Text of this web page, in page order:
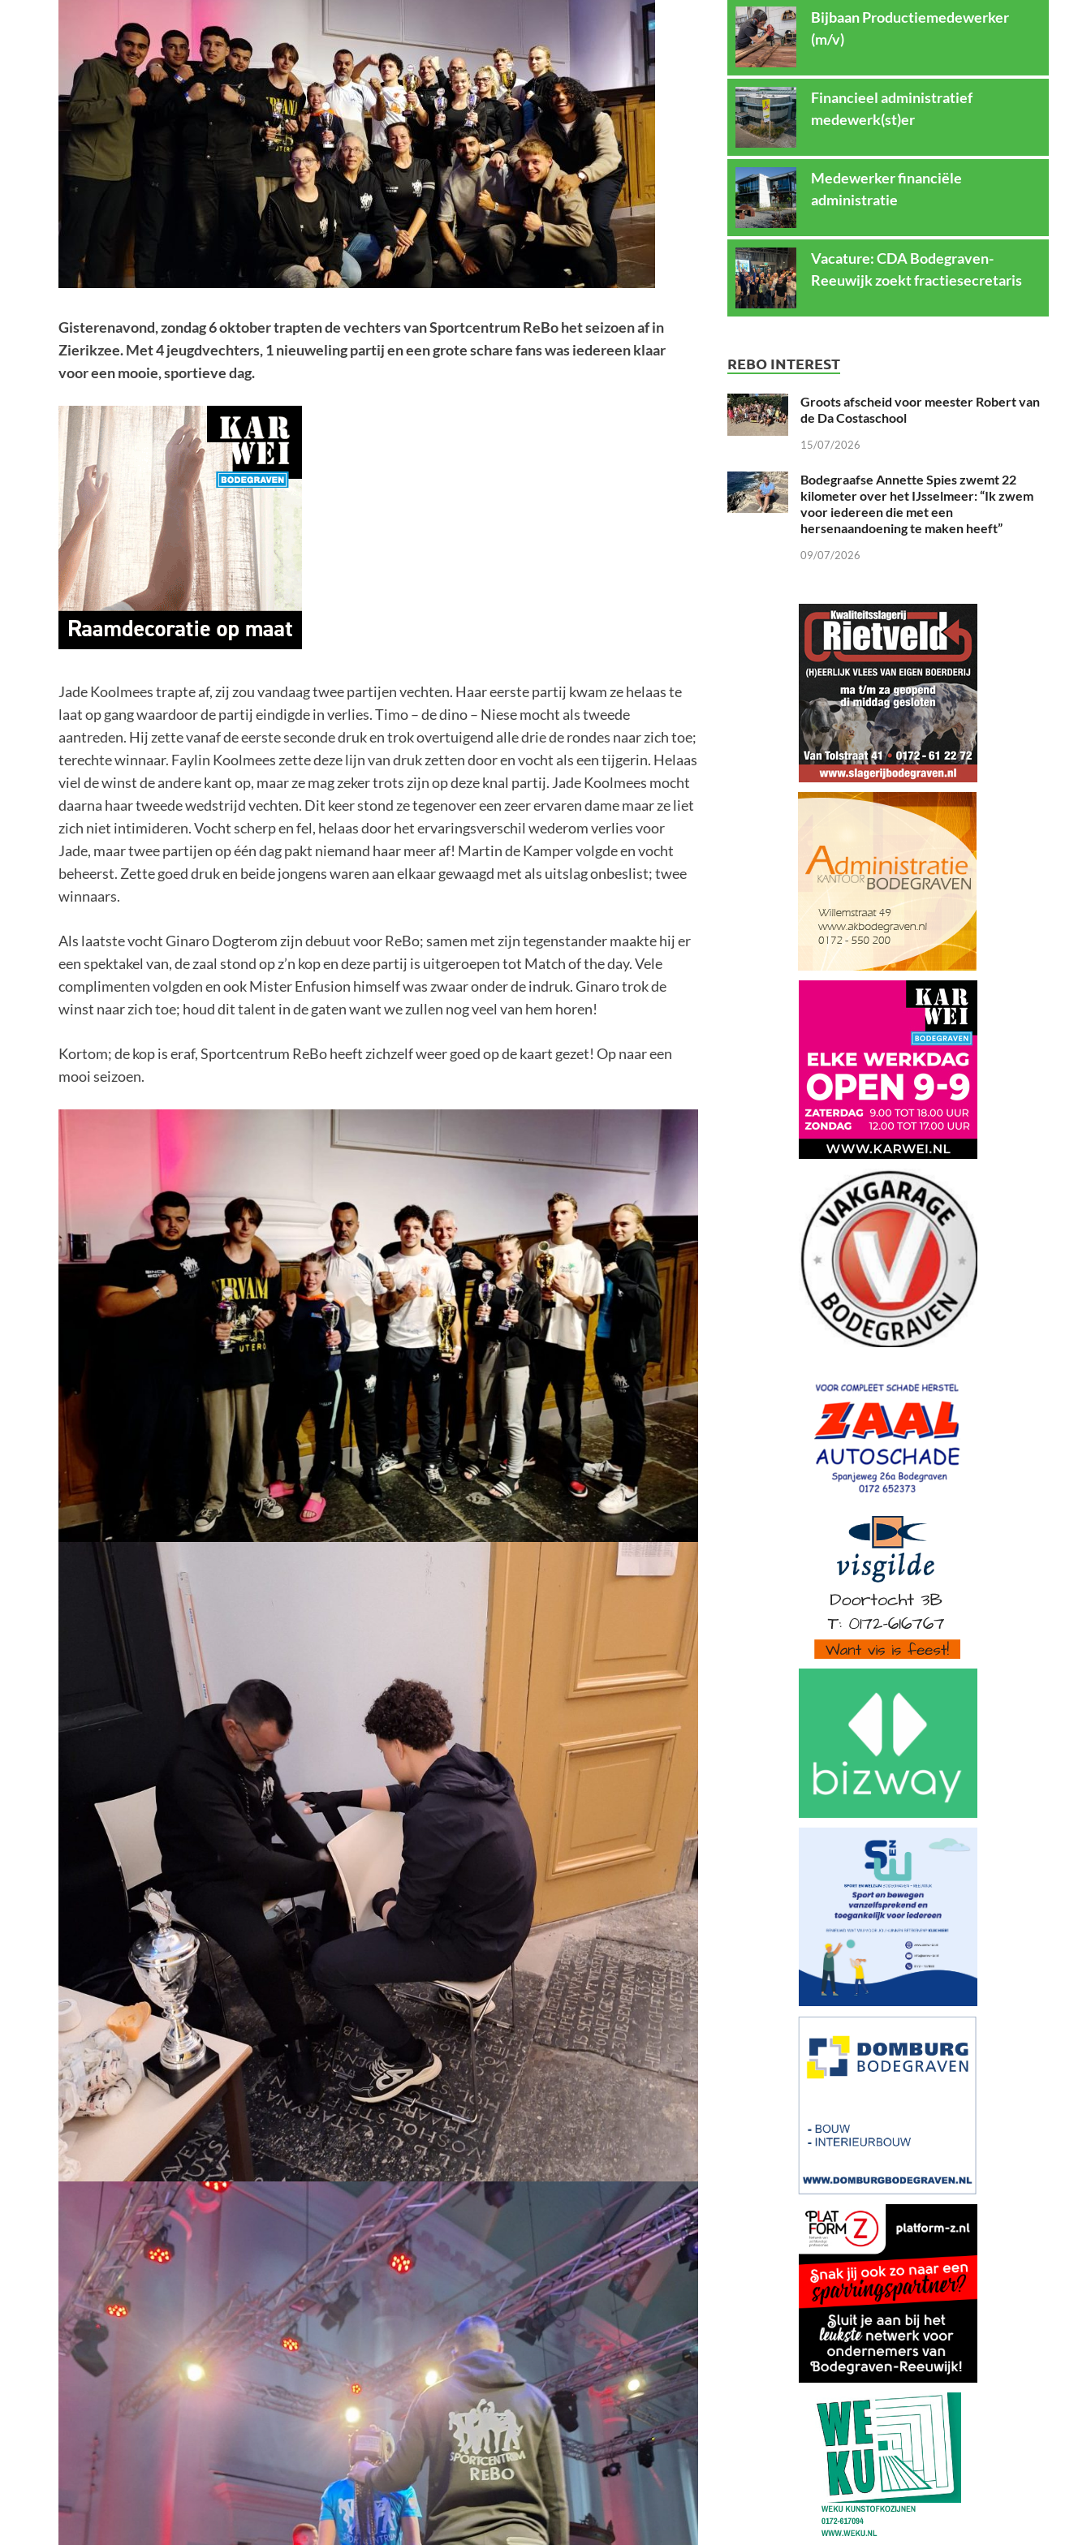
Gisterenavond, zondag 6 oktober trapten de vechters van Sportcentrum ReBo het seizoen af in
Zierikzee. Met 4 jeugdvechters, 1 nieuweling partij en een grote schare fans was iedereen klaar
voor een mooie, sportieve dag.
Jade Koolmees trapte af, zij zou vandaag twee partijen vechten. Haar eerste partij kwam ze helaas te
laat op gang waardoor de partij eindigde in verlies. Timo – de dino – Niese mocht als tweede
aantreden. Hij zette vanaf de eerste seconde druk en trok overtuigend alle drie de rondes naar zich toe;
terechte winnaar. Faylin Koolmees zette deze lijn van druk zetten door en vocht als een tijgerin. Helaas
viel de winst de andere kant op, maar ze mag zeker trots zijn op deze knal partij. Jade Koolmees mocht
daarna haar tweede wedstrijd vechten. Dit keer stond ze tegenover een zeer ervaren dame maar ze liet
zich niet intimideren. Vocht scherp en fel, helaas door het ervaringsverschil wederom verlies voor
Jade, maar twee partijen op één dag pakt niemand haar meer af! Martin de Kamper volgde en vocht
beheerst. Zette goed druk en beide jongens waren aan elkaar gewaagd met als uitslag onbeslist; twee
winnaars.
Als laatste vocht Ginaro Dogterom zijn debuut voor ReBo; samen met zijn tegenstander maakte hij er
een spektakel van, de zaal stond op z’n kop en deze partij is uitgeroepen tot Match of the day. Vele
complimenten volgden en ook Mister Enfusion himself was zwaar onder de indruk. Ginaro trok de
winst naar zich toe; houd dit talent in de gaten want we zullen nog veel van hem horen!
Kortom; de kop is eraf, Sportcentrum ReBo heeft zichzelf weer goed op de kaart gezet! Op naar een
mooi seizoen.
Bijbaan Productiemedewerker
(m/v)
Financieel administratief
medewerk(st)er
Medewerker financiële
administratie
Vacature: CDA Bodegraven-
Reeuwijk zoekt fractiesecretaris
REBO INTEREST
Groots afscheid voor meester Robert van
de Da Costaschool
15/07/2026
Bodegraafse Annette Spies zwemt 22
kilometer over het IJsselmeer: “Ik zwem
voor iedereen die met een
hersenaandoening te maken heeft”
09/07/2026